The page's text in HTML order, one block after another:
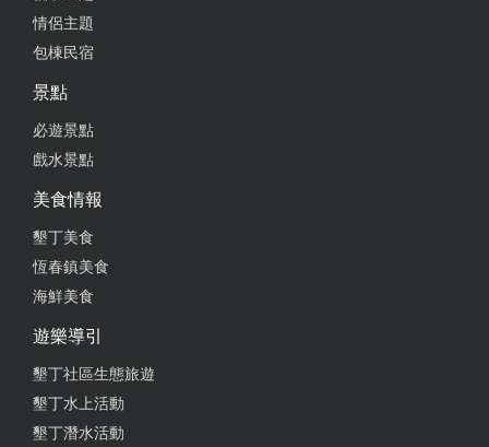
情侶主題
包棟民宿
景點
必遊景點
戲水景點
美食情報
墾丁美食
恆春鎮美食
海鮮美食
遊樂導引
墾丁社區生態旅遊
墾丁水上活動
墾丁潛水活動